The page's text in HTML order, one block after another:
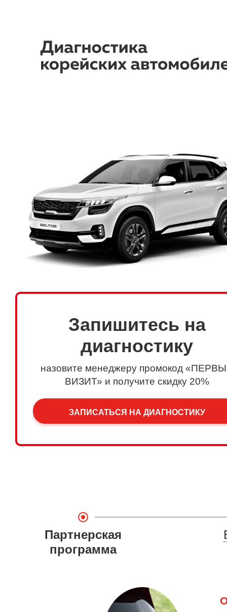
Запишитесь на
диагностику
назовите менеджеру промокод
ВИЗИТ» и получите скидку 20%
ЗАПИСАТЬСЯ НА ДИАГНОСТИКУ
Партнерская
программа